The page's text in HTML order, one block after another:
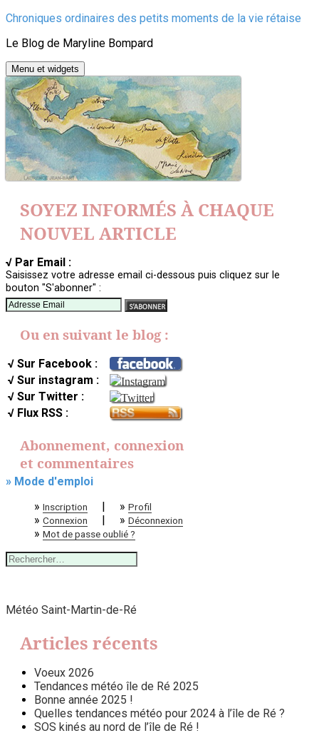
Aller
contenu
Chroniques ordinaires des petits moments de la vie rétaise
Le Blog de Maryline Bompard
Menu et widgets
SOYEZ INFORMÉS À CHAQUE
NOUVEL ARTICLE
√ Par Email :
Saisissez votre adresse email ci-dessous puis cliquez sur le
bouton "S'abonner" :
Ou en suivant le blog :
√ Sur Facebook :
√ Sur instagram :
√ Sur Twitter :
√ Flux RSS :
Abonnement, connexion
et commentaires
» Mode d'emploi
» Inscription | » Profil
» Connexion | » Déconnexion
» Mot de passe oublié ?
Rechercher :
Météo Saint-Martin-de-Ré
Articles récents
Voeux 2026
Tendances météo île de Ré 2025
Bonne année 2025 !
Quelles tendances météo pour 2024 à l’île de Ré ?
SOS kinés au nord de l’île de Ré !